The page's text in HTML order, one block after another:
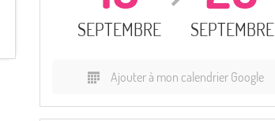
SEPTEMBRE SEPTEMBRE
Ajouter à mon calendrier Google